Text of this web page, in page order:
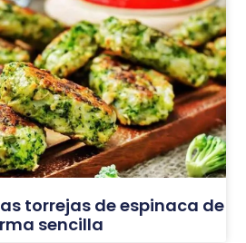
torrejas de espinaca de
sencilla